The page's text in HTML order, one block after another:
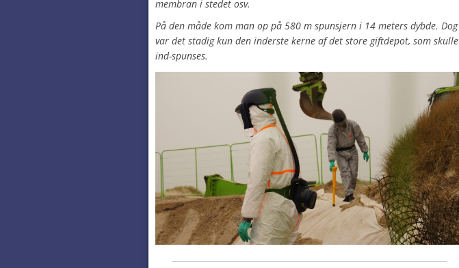
membran i stedet osv.
På den måde kom man op på 580 m spunsjern i 14 meters dybde. Dog
var det stadig kun den inderste kerne af det store giftdepot, som skulle
ind-spunses.